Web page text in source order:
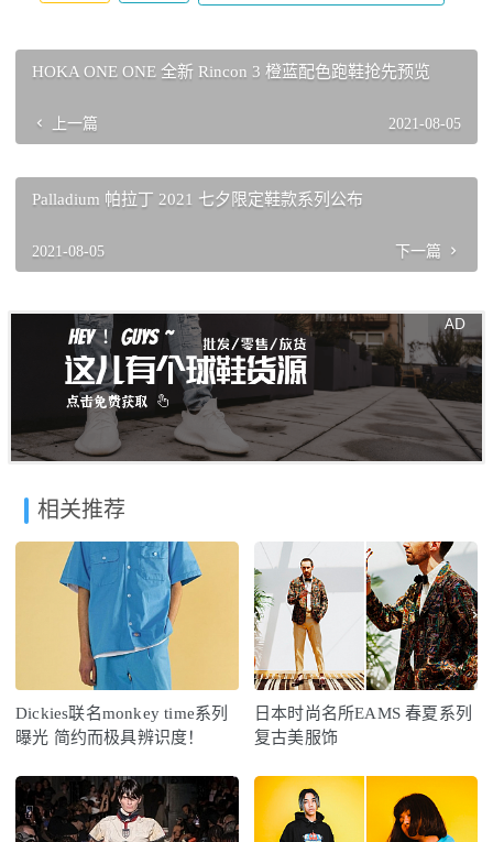
HOKA ONE ONE 全新 Rincon 3 橙蓝配色跑鞋抢先预览
上一篇 2021-08-05
Palladium 帕拉丁 2021 七夕限定鞋款系列公布
2021-08-05 下一篇
相关推荐
Dickies联名monkey time系列
曝光 简约而极具辨识度！
日本时尚名所EAMS 春夏系列
复古美服饰